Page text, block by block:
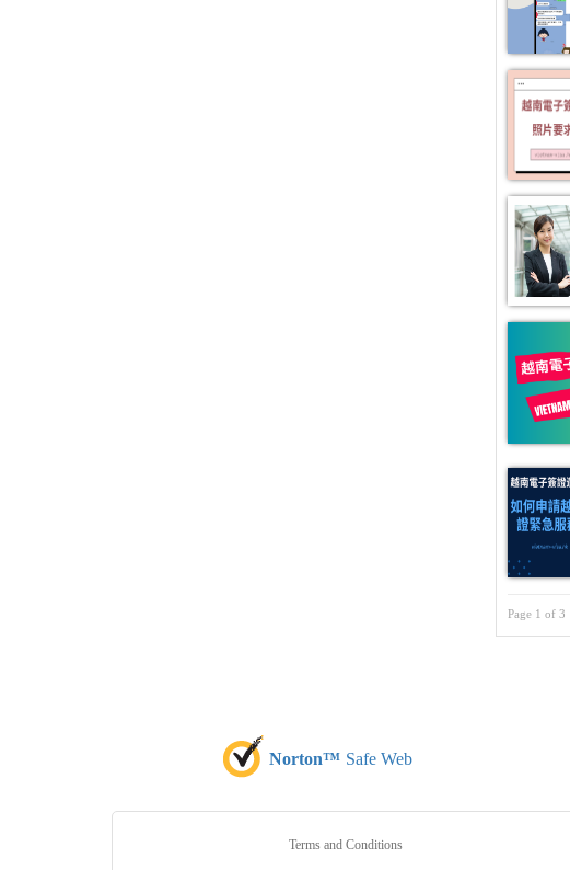
Page 1 of 3
Norton™ Safe Web
Terms and Conditions